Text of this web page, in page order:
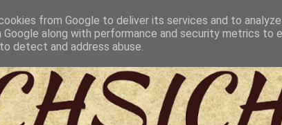
from Google to deliver its services and to
Google along with performance and security metrics to
detect and address abuse.